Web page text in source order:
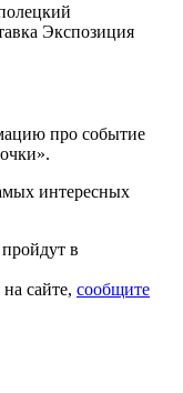
Экспозиция
про событие
интересных
в
сайте, сообщите